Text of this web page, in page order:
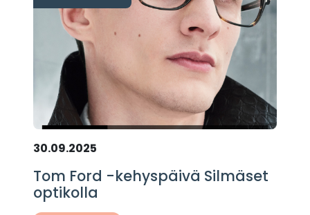
30.09.2025
Tom Ford -kehyspäivä Silmäset
optikolla